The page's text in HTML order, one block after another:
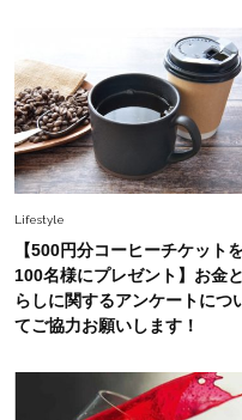
Fashion
26年夏は「
【最旬かご
Lifestyle
【500円分コーヒーチケット
100名様にプレゼント】お金
らしに関するアンケートにつ
てご協力お願いします！